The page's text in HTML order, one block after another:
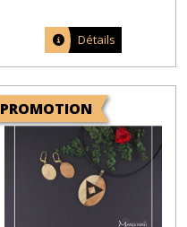
Détails
PROMOTION